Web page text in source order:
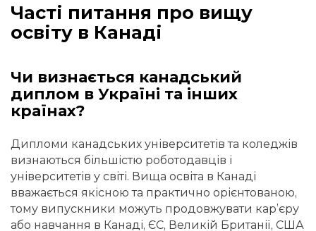
Часті питання про вищу
освіту в Канаді
Чи визнається канадський
диплом в Україні та інших
країнах?
Дипломи канадських університетів та коледжів
визнаються більшістю роботодавців і
університетів у світі. Вища освіта в Канаді
вважається якісною та практично орієнтованою,
тому випускники можуть продовжувати кар’єру
або навчання в Канаді, ЄС, Великій Британії, США